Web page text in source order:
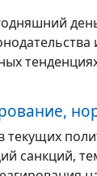
текущих
санкций,